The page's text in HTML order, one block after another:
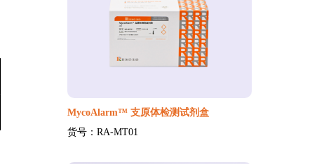
MycoAlarm™ 支原体检测试剂盒
货号：RA-MT01